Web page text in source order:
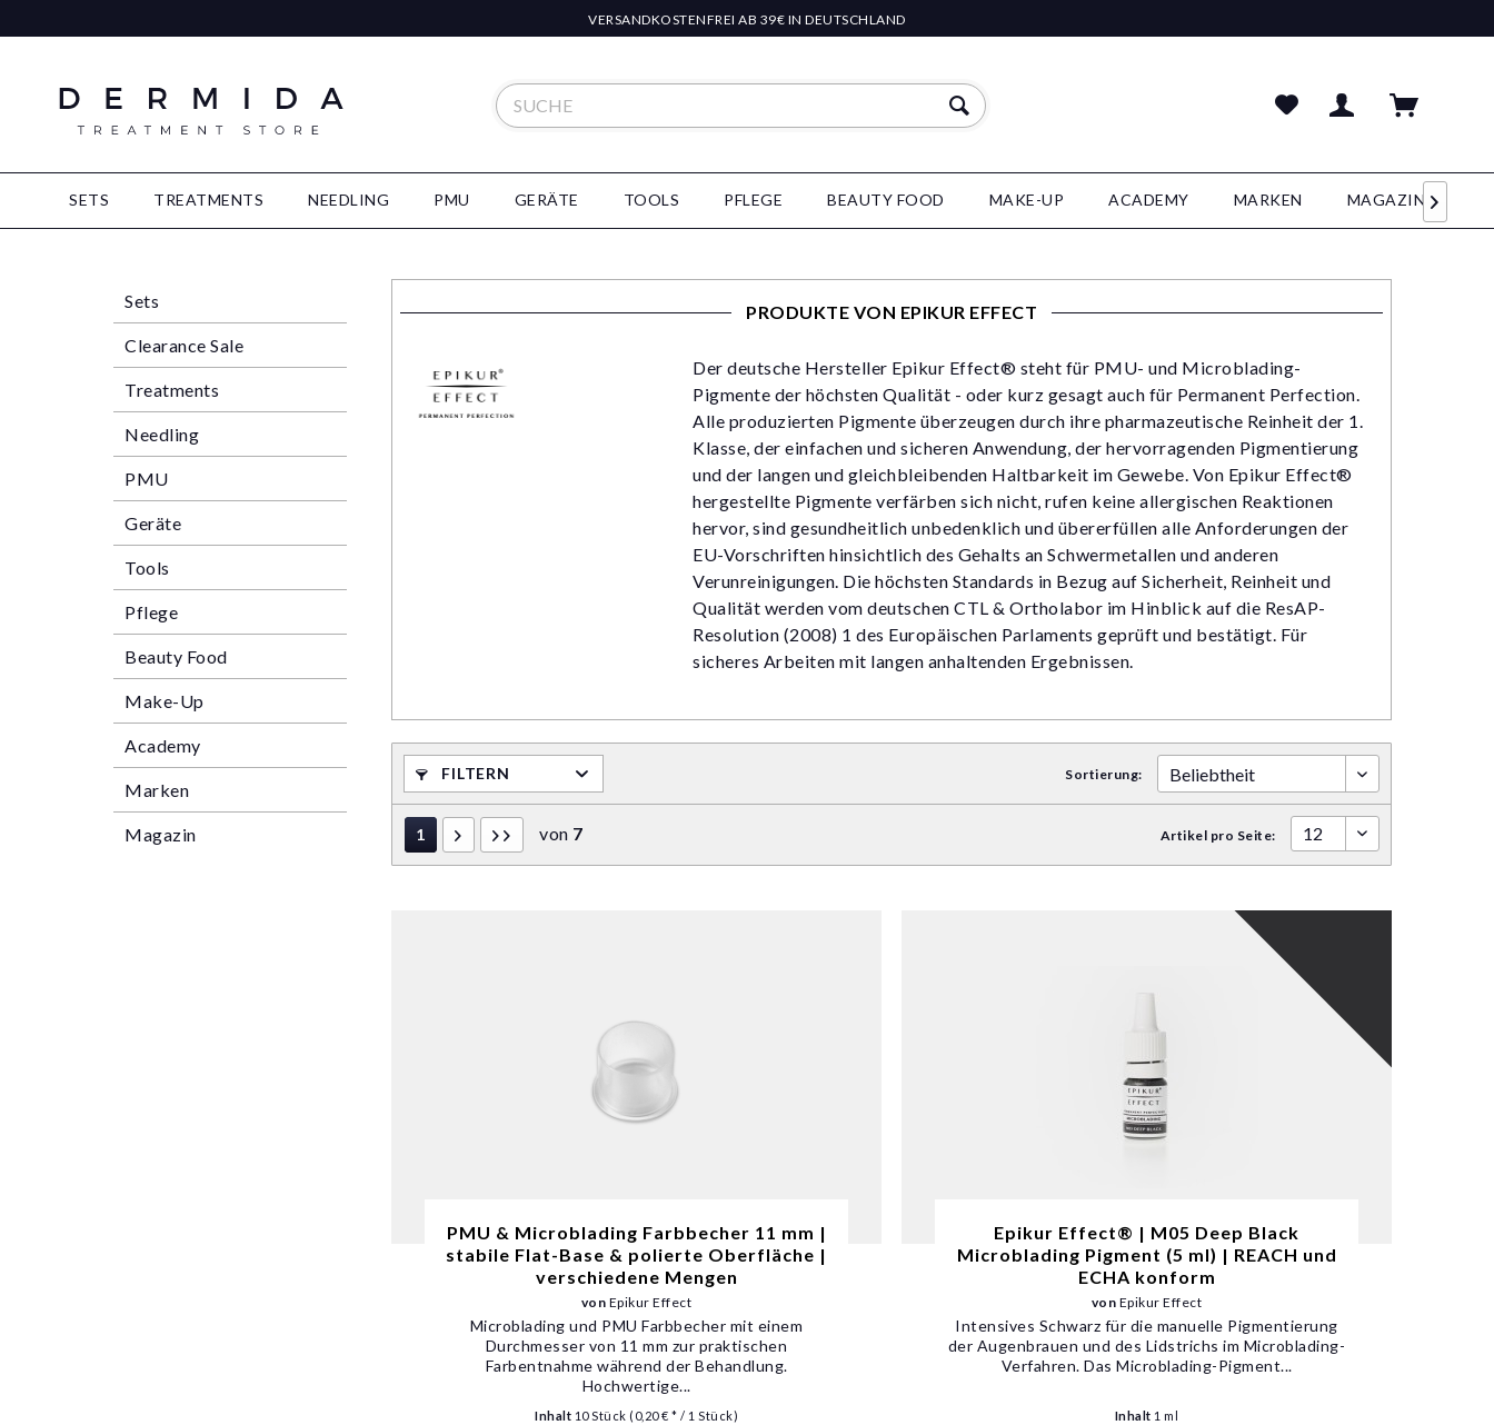
VERSANDKOSTENFREI AB 39€ IN DEUTSCHLAND
SETS TREATMENTS NEEDLING PMU GERÄTE TOOLS PFLEGE BEAUTY FOOD MAKE-UP ACADEMY MARKEN MAGAZIN 
Sets
Clearance Sale
Treatments
Needling
PMU
Geräte
Tools
Pflege
Beauty Food
Make-Up
Academy
Marken
Magazin
PRODUKTE VON EPIKUR EFFECT
Der deutsche Hersteller Epikur Effect® steht für PMU- und Microblading-
Pigmente der höchsten Qualität - oder kurz gesagt auch für Permanent Perfection.
Alle produzierten Pigmente überzeugen durch ihre pharmazeutische Reinheit der 1.
Klasse, der einfachen und sicheren Anwendung, der hervorragenden Pigmentierung
und der langen und gleichbleibenden Haltbarkeit im Gewebe. Von Epikur Effect®
hergestellte Pigmente verfärben sich nicht, rufen keine allergischen Reaktionen
hervor, sind gesundheitlich unbedenklich und übererfüllen alle Anforderungen der
EU-Vorschriften hinsichtlich des Gehalts an Schwermetallen und anderen
Verunreinigungen. Die höchsten Standards in Bezug auf Sicherheit, Reinheit und
Qualität werden vom deutschen CTL & Ortholabor im Hinblick auf die ResAP-
Resolution (2008) 1 des Europäischen Parlaments geprüft und bestätigt. Für
sicheres Arbeiten mit langen anhaltenden Ergebnissen.
FILTERN Sortierung:
1 von 7 Artikel pro Seite:
PMU & Microblading Farbbecher 11 mm |
stabile Flat-Base & polierte Oberfläche |
verschiedene Mengen
von Epikur Effect
Microblading und PMU Farbbecher mit einem
Durchmesser von 11 mm zur praktischen
Farbentnahme während der Behandlung.
Hochwertige...
Inhalt 10 Stück (0,20 € * / 1 Stück)
Epikur Effect® | M05 Deep Black
Microblading Pigment (5 ml) | REACH und
ECHA konform
von Epikur Effect
Intensives Schwarz für die manuelle Pigmentierung
der Augenbrauen und des Lidstrichs im Microblading-
Verfahren. Das Microblading-Pigment...
Inhalt 1 ml